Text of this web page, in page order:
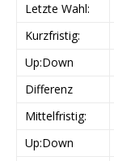
Letzte Wahl:
Kurzfristig:
Up:Down
Differenz
Mittelfristig:
Up:Down